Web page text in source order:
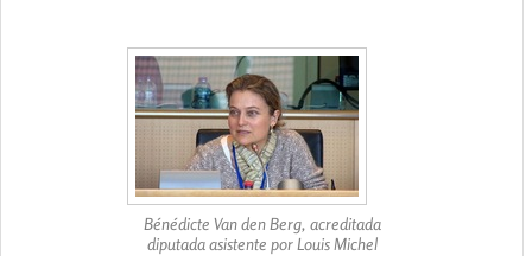
Bénédicte Van den Berg, acreditada
diputada asistente por Louis Michel